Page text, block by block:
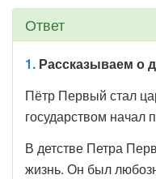
Ответ
1. Рассказываем о
Пётр Первый стал
государством начал
В детстве Петра
жизнь. Он был